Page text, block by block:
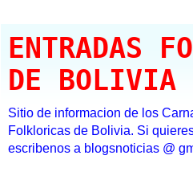
ENTRADAS
DE BOLIVIA
Sitio de informacion de los
Folkloricas de Bolivia. Si
escribenos a blogsnoticias @